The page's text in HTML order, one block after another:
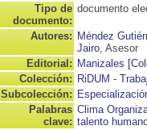
Tipo de
documento:
documento
Autores: Méndez
Jairo, Asesor
Editorial: Manizales
Colección: RiDUM -
Subcolección:
Palabras
clave:
Clima
talento